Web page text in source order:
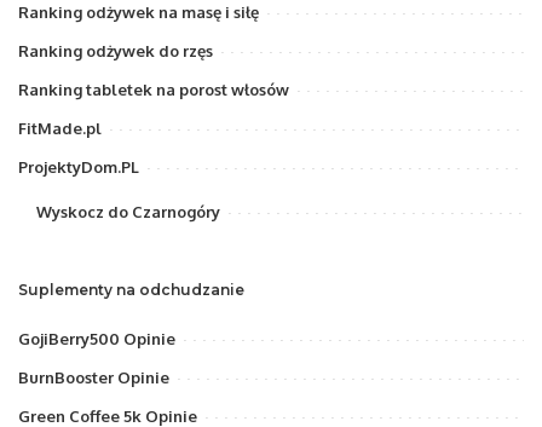
Ranking odżywek na masę i siłę
Ranking odżywek do rzęs
Ranking tabletek na porost włosów
FitMade.pl
ProjektyDom.PL
Wyskocz do Czarnogóry
Suplementy na odchudzanie
GojiBerry500 Opinie
BurnBooster Opinie
Green Coffee 5k Opinie